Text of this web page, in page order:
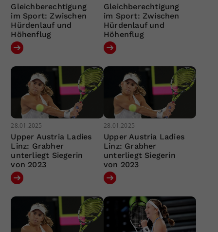
Gleichberechtigung
im Sport: Zwischen
Hürdenlauf und
Höhenflug
Gleichberechtigung
im Sport: Zwischen
Hürdenlauf und
Höhenflug
28.01.2025
Upper Austria Ladies
Linz: Grabher
unterliegt Siegerin
von 2023
28.01.2025
Upper Austria Ladies
Linz: Grabher
unterliegt Siegerin
von 2023